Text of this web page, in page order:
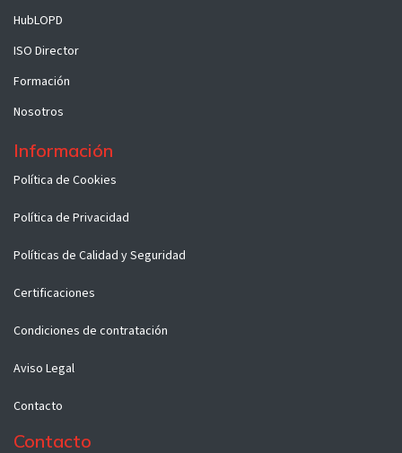
HubLOPD
ISO Director
Formación
Nosotros
Información
Políti​ca d​e Co​okies
Política de Privacidad
Políticas de Calidad y Seguridad
Certificaciones
Condiciones de contratación
Aviso Legal
Contacto
Contacto